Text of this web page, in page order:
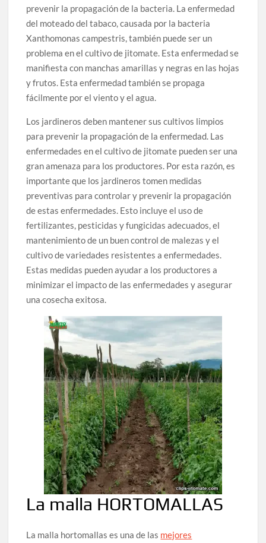
prevenir la propagación de la bacteria. La enfermedad
del moteado del tabaco, causada por la bacteria
Xanthomonas campestris, también puede ser un
problema en el cultivo de jitomate. Esta enfermedad se
manifiesta con manchas amarillas y negras en las hojas
y frutos. Esta enfermedad también se propaga
fácilmente por el viento y el agua.
Los jardineros deben mantener sus cultivos limpios
para prevenir la propagación de la enfermedad. Las
enfermedades en el cultivo de jitomate pueden ser una
gran amenaza para los productores. Por esta razón, es
importante que los jardineros tomen medidas
preventivas para controlar y prevenir la propagación
de estas enfermedades. Esto incluye el uso de
fertilizantes, pesticidas y fungicidas adecuados, el
mantenimiento de un buen control de malezas y el
cultivo de variedades resistentes a enfermedades.
Estas medidas pueden ayudar a los productores a
minimizar el impacto de las enfermedades y asegurar
una cosecha exitosa.
La malla HORTOMALLAS
La malla hortomallas es una de las mejores